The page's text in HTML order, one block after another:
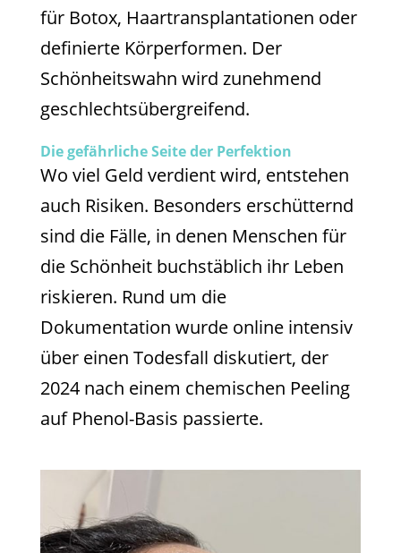
für Botox, Haartransplantationen oder
definierte Körperformen. Der
Schönheitswahn wird zunehmend
geschlechtsübergreifend.
Die gefährliche Seite der Perfektion
Wo viel Geld verdient wird, entstehen
auch Risiken. Besonders erschütternd
sind die Fälle, in denen Menschen für
die Schönheit buchstäblich ihr Leben
riskieren. Rund um die
Dokumentation wurde online intensiv
über einen Todesfall diskutiert, der
2024 nach einem chemischen Peeling
auf Phenol-Basis passierte.